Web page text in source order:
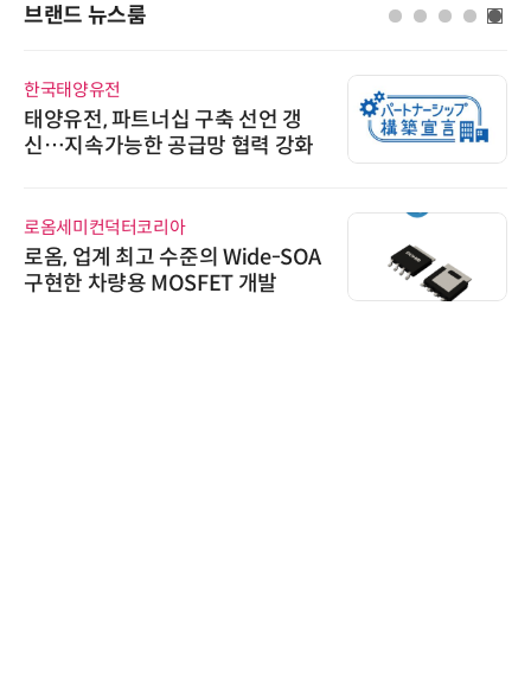
브랜드 뉴스룸
한국태양유전
태양유전, 파트너십 구축 선언 갱
신…지속가능한 공급망 협력 강화
로옴세미컨덕터코리아
로옴, 업계 최고 수준의 Wide-SOA
구현한 차량용 MOSFET 개발